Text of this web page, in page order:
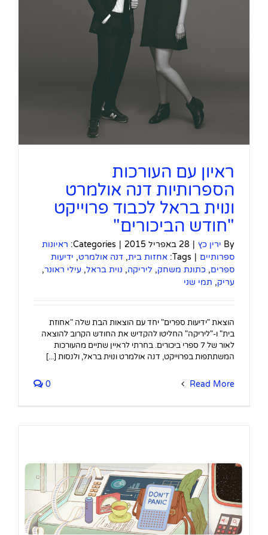
ראיון עם העורכות
הספרותיות דנה אולמרט
ונוית בראל לכבוד פרוייקט
"חודש הביכורים"
By ירין כץ | 28 באפריל 2015 |
Categories: ראיונות
ספרותיים |
Tags: אחזות בית, דנה אולמרט, ידיעות
ספרים, כתונת משחק, ליריקה, נוית בראל, עילי ראונר,
עריק, תמי שני
הוצאת "ידיעות ספרים" יחד עם הוצאות הבת שלה "אחוזת
בית" ו-"ליריקה" החליטו להקדיש את החודש הקרוב להוצאה
לאור של 7 ספרי ביכורים. בחרתי לראיין שתיים מהעורכות
המשתתפות בפרוייקט, דנה אולמרט ונוית בראל, ולנסות [...]
Read More
0